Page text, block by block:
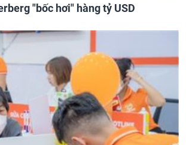
"bốc hơi" hàng tỷ USD